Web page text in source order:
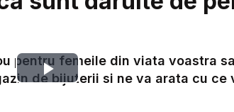
Play
pentru femeile din viata voastra
de bijuterii si ne va arata cu ce